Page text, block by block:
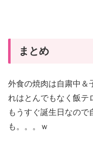
まとめ
外食の焼肉は自粛中＆
れはとんでもなく飯テ
もうすぐ誕生日なの
も。。。ｗ